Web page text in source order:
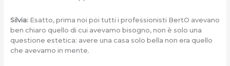
Silvia:Esatto, prima noi poi tutti i professionisti BertO avevano
ben chiaro quello di cui avevamo bisogno, non è solo una
questione estetica: avere una casa solo bella non era quello
che avevamo in mente.